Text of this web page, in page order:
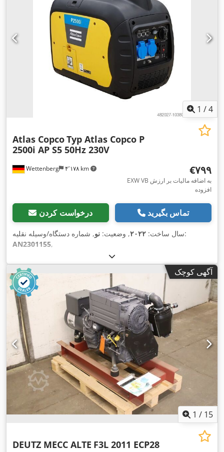
1 /4
Wettenberg ۴٬۱۷۸ km
Atlas CopcoTyp Atlas Copco P
2500i AP S5 50Hz 230V
‎€۷۹۹
EXW VB به اضافه مالیات بر ارزش
افزوده
درخواست کردن تماس بگیرید
سال ساخت: ۲۰۲۲, وضعیت: نو
, شماره دستگاه/وسیله نقلیه:
AN2301155,
آگهی کوچک
1 / 15
DEUTZ MECC ALTE F3L 2011 ECP28